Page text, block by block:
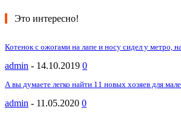
Это интересно!
Котенок с ожогами на лапе и носу сидел у метро,
admin - 14.10.2019 0
А вы думаете легко найти 11 новых хозяев для
admin - 11.05.2020 0